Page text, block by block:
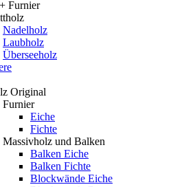
Furnier
Nadelholz
Laubholz
Überseeholz
Original
Furnier
Eiche
Fichte
Massivholz und Balken
Balken Eiche
Balken Fichte
Blockwände Eiche